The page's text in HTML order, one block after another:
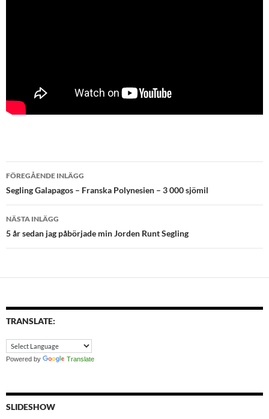
Inläggsnavigering
FÖREGÅENDE INLÄGG
Segling Galapagos – Franska Polynesien – 3 000 sjömil
NÄSTA INLÄGG
5 år sedan jag påbörjade min Jorden Runt Segling
TRANSLATE:
Powered by Translate
SLIDESHOW